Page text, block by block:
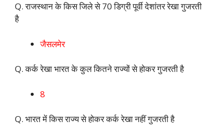
Q. राजस्थान के किस जिले से 70 डिग्री पूर्वी देशांतर रेखा गुजरती
है
जैसलमेर
Q. कर्क रेखा भारत के कुल कितने राज्यों से होकर गुजरती है
8
Q. भारत में किस राज्य से होकर कर्क रेखा नहीं गुजरती है